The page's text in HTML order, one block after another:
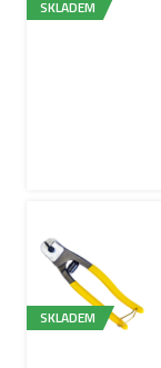
SKLADEM
SKLADEM